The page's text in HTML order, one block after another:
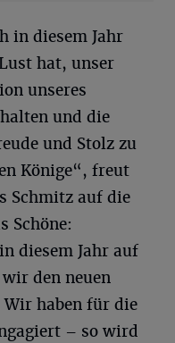
in diesem Jahr
hat, unser
unseres
und die
und Stolz zu
Könige“, freut
Schmitz auf die
Schöne:
diesem Jahr auf
den neuen
haben für die
– so wird